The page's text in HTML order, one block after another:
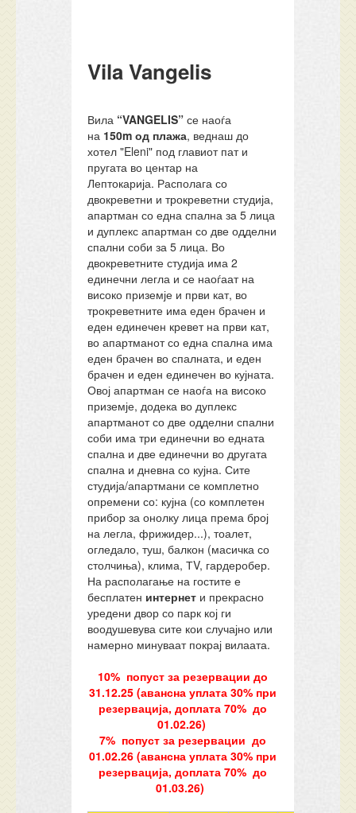
Vila Vangelis
Вила “VANGELIS” се наоѓа
на 150m од плажа, веднаш до
хотел "Eleni" под главиот пат и
пругата во центар на
Лептокарија. Располага со
двокреветни и трокреветни студија,
апартман со една спална за 5 лица
и дуплекс апартман со две одделни
спални соби за 5 лица. Во
двокреветните студија има 2
единечни легла и се наоѓаат на
високо приземје и први кат, во
трокреветните има еден брачен и
еден единечен кревет на први кат,
во апартманот со една спална има
еден брачен во спалната, и еден
брачен и еден единечен во кујната.
Овој апартман се наоѓа на високо
приземје, додека во дуплекс
апартманот со две одделни спални
соби има три единечни во едната
спална и две единечни во другата
спална и дневна со кујна. Сите
студија/апартмани се комплетно
опремени со: кујна (со комплетен
прибор за онолку лица према број
на легла, фрижидер...), тоалет,
огледало, туш, балкон (масичка со
столчиња), клима, ТV, гардеробер.
На располагање на гостите е
бесплатен интернет и прекрасно
уредени двор со парк кој ги
воодушевува сите кои случајно или
намерно минуваат покрај вилаата.
10% попуст за резервации до
31.12.25 (авансна уплата 30% при
резервација, доплата 70% до
01.02.26)
7% попуст за резервации до
01.02.26 (авансна уплата 30% при
резервација, доплата 70% до
01.03.26)